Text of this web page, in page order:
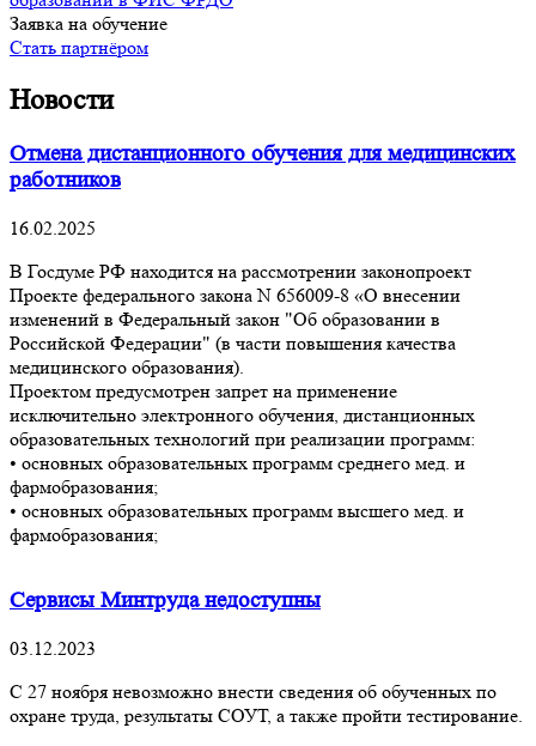
Заявка на обучение
Стать партнёром
Новости
Отмена дистанционного обучения для медицинских
работников
16.02.2025
В Госдуме РФ находится на рассмотрении законопроект
Проекте федерального закона N 656009-8 «О внесении
изменений в Федеральный закон "Об образовании в
Российской Федерации" (в части повышения качества
медицинского образования).
Проектом предусмотрен запрет на применение
исключительно электронного обучения, дистанционных
образовательных технологий при реализации программ:
• основных образовательных программ среднего мед. и
фармобразования;
• основных образовательных программ высшего мед. и
фармобразования;
Сервисы Минтруда недоступны
03.12.2023
С 27 ноября невозможно внести сведения об обученных по
охране труда, результаты СОУТ, а также пройти тестирование.